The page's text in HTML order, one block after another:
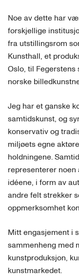
Noe av dette har
forskjellige
fra utstillingsrom
Kunsthall, et
Oslo, til
norske
Jeg har et ganske
samtidskunst, og
konservativ og
miljøets egne
holdningene.
representerer
idéene, i form av
andre felt strekker
oppmerksomhet
Mitt engasjement i
sammenheng med
kunstproduksjon,
kunstmarkedet.